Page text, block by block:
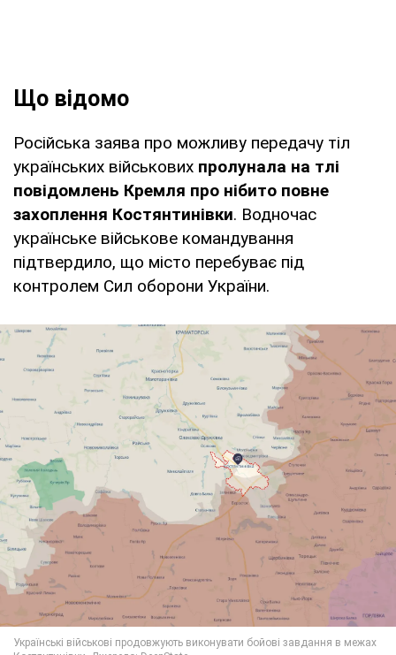
Що відомо
Російська заява про можливу передачу тіл
українських військових пролунала на тлі
повідомлень Кремля про нібито повне
захоплення Костянтинівки. Водночас
українське військове командування
підтвердило, що місто перебуває під
контролем Сил оборони України.